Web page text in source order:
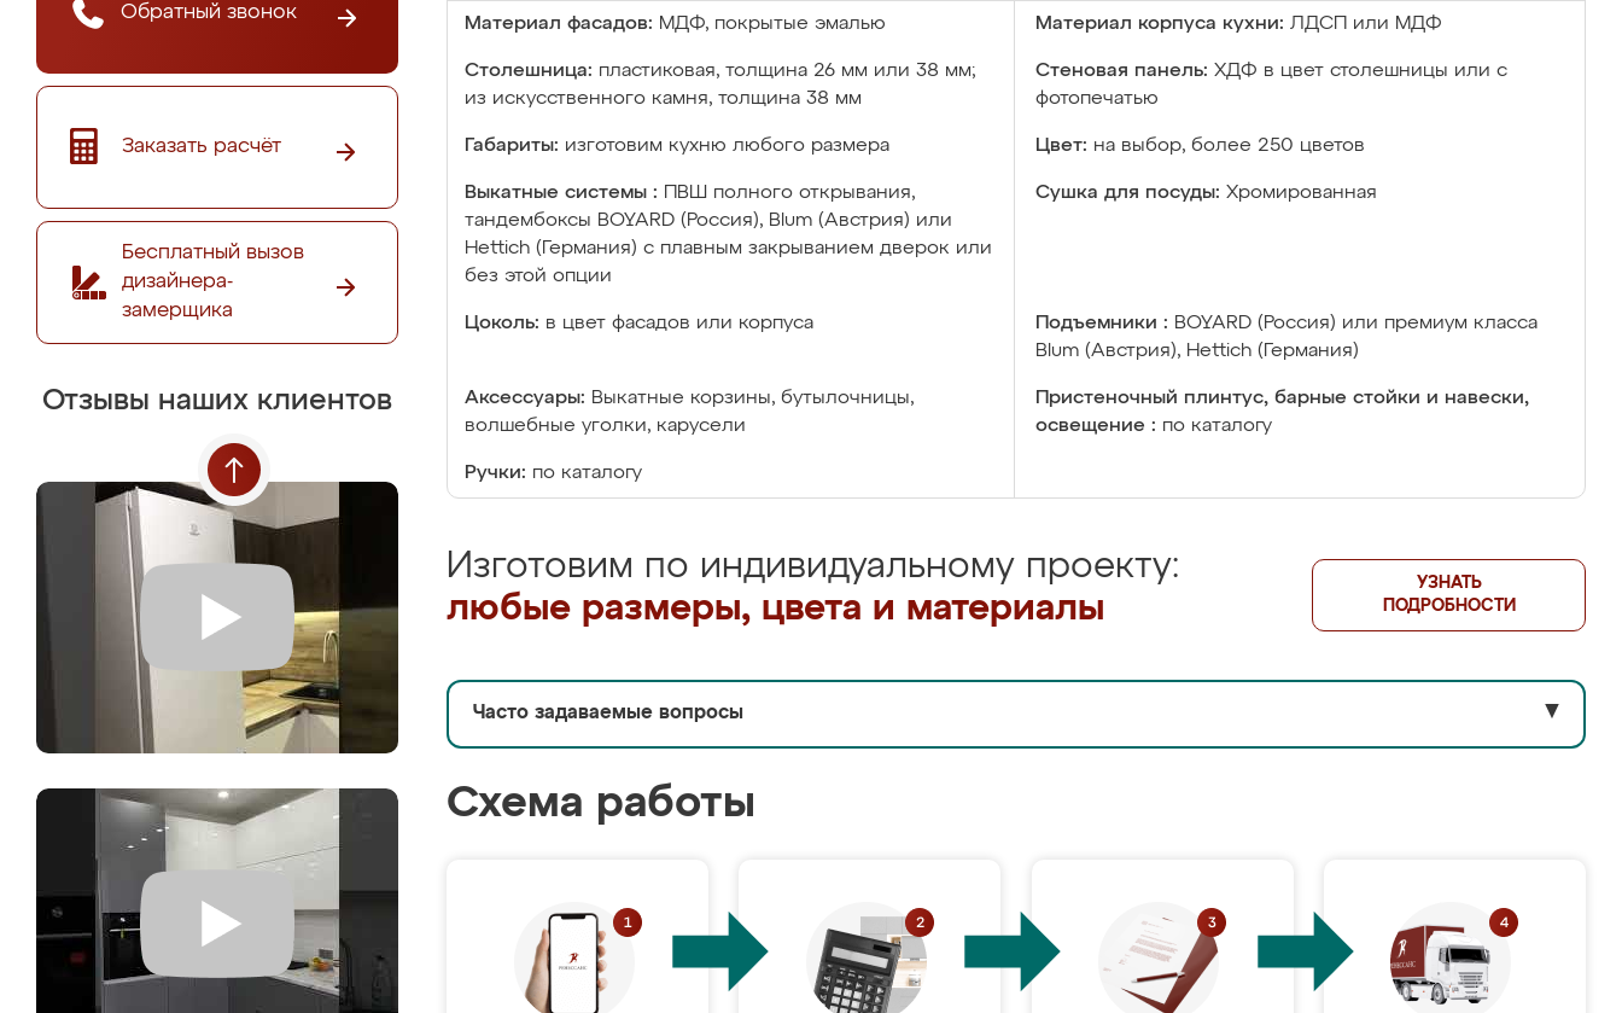
Обратный звонок
Заказать расчёт
Бесплатный вызов
дизайнера-
замерщика
Отзывы наших клиентов
Материал фасадов: МДФ, покрытые эмалью Материал корпуса кухни: ЛДСП или МДФ
Столешница: пластиковая, толщина 26 мм или 38 мм;
из искусственного камня, толщина 38 мм
Стеновая панель: ХДФ в цвет столешницы или с
фотопечатью
Габариты: изготовим кухню любого размера Цвет: на выбор, более 250 цветов
Выкатные системы :
ПВШ полного открывания,
тандембоксы BOYARD (Россия), Blum (Австрия) или
Hettich (Германия) с плавным закрыванием дверок или
без этой опции
Сушка для посуды: Хромированная
Цоколь: в цвет фасадов или корпуса Подъемники : BOYARD (Россия) или премиум класса
Blum (Австрия), Hettich (Германия)
Аксессуары: Выкатные корзины, бутылочницы,
волшебные уголки, карусели
Пристеночный плинтус, барные стойки и навески,
освещение : по каталогу
Ручки: по каталогу
Изготовим по индивидуальному проекту:
любые размеры, цвета и материалы
УЗНАТЬ
ПОДРОБНОСТИ
Часто задаваемые вопросы ▼
Схема работы